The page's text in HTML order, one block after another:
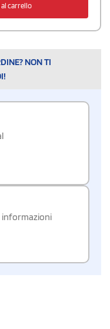
carrello
NON TI
informazioni